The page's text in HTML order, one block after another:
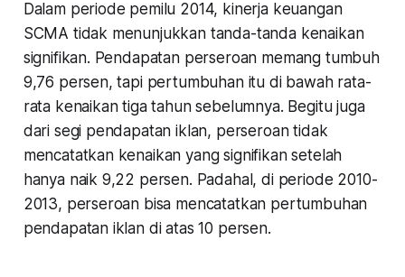
Dalam periode pemilu 2014, kinerja keuangan
SCMA tidak menunjukkan tanda-tanda kenaikan
signifikan. Pendapatan perseroan memang tumbuh
9,76 persen, tapi pertumbuhan itu di bawah rata-
rata kenaikan tiga tahun sebelumnya. Begitu juga
dari segi pendapatan iklan, perseroan tidak
mencatatkan kenaikan yang signifikan setelah
hanya naik 9,22 persen. Padahal, di periode 2010-
2013, perseroan bisa mencatatkan pertumbuhan
pendapatan iklan di atas 10 persen.